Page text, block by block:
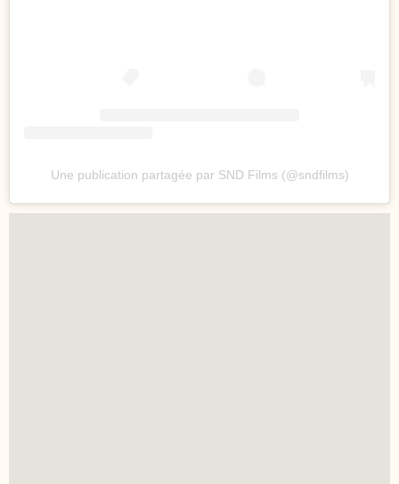
Une publication partagée par SND Films (@sndfilms)